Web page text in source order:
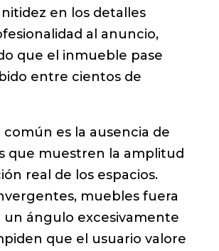
nitidez en los detalles
al anuncio,
que el inmueble pase
entre cientos de
es la ausencia de
que muestren la amplitud
real de los espacios.
muebles fuera
un ángulo excesivamente
que el usuario valore